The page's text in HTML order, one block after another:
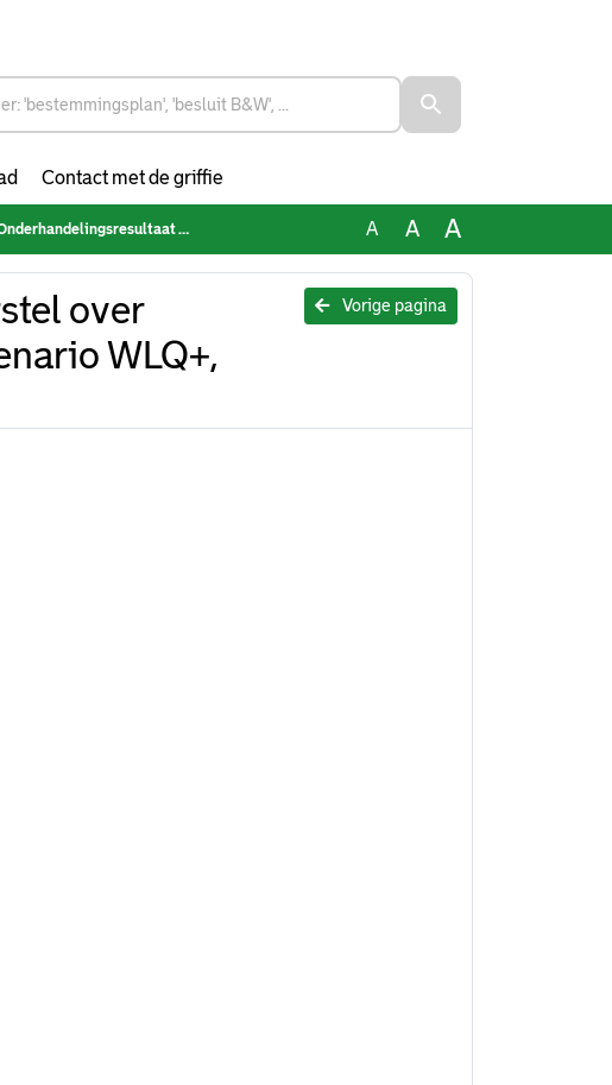
Contact met de griffie
WLQ+, Warmtebedrijf Rotterdam A A A
Vorige pagina
over
WLQ+,